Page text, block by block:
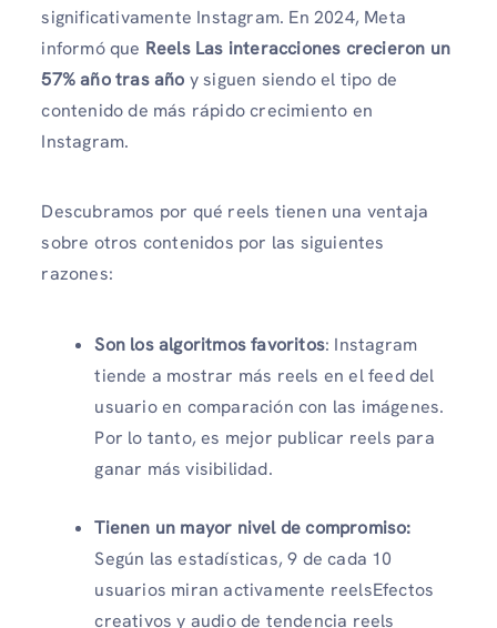
significativamente Instagram. En 2024, Meta
informó que Reels Las interacciones crecieron un
57% año tras año y siguen siendo el tipo de
contenido de más rápido crecimiento en
Instagram.
Descubramos por qué reels tienen una ventaja
sobre otros contenidos por las siguientes
razones:
Son los algoritmos favoritos: Instagram
tiende a mostrar más reels en el feed del
usuario en comparación con las imágenes.
Por lo tanto, es mejor publicar reels para
ganar más visibilidad.
Tienen un mayor nivel de compromiso:
Según las estadísticas, 9 de cada 10
usuarios miran activamente reelsEfectos
creativos y audio de tendencia reels